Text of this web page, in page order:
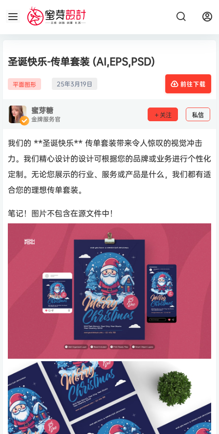
圣诞快乐-传单套装 (AI,EPS,PSD)
平面图形 25年3月19日 前往下载
蜜芽糖
金牌服务官 关注 私信
我们的 **圣诞快乐** 传单套装带来令人惊叹的视觉冲击
力。我们精心设计的设计可根据您的品牌或业务进行个性化
定制。无论您展示的行业、服务或产品是什么，我们都有适
合您的理想传单套装。
笔记！图片不包含在源文件中！